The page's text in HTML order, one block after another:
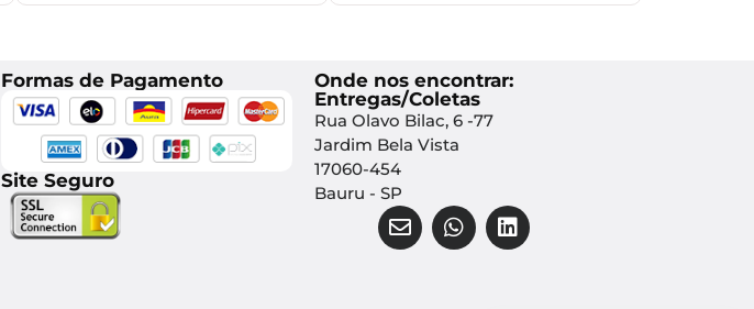
Formas de Pagamento
Site Seguro
Onde nos encontrar:
Entregas/Coletas
Rua Olavo Bilac, 6 -77
Jardim Bela Vista
17060-454
Bauru - SP